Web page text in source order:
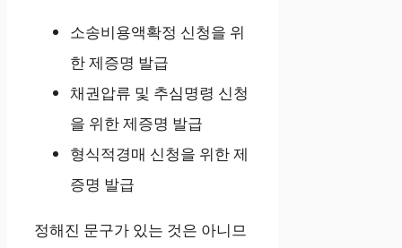
소송비용액확정 신청을 위
한 제증명 발급
채권압류 및 추심명령 신청
을 위한 제증명 발급
형식적경매 신청을 위한 제
증명 발급
정해진 문구가 있는 것은 아니므